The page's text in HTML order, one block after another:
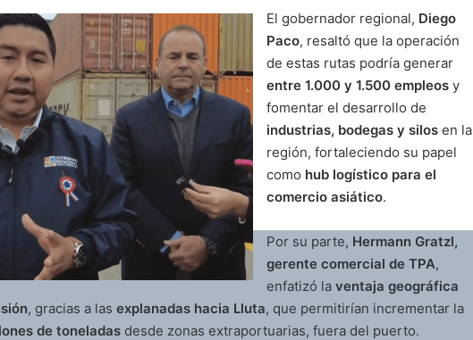
El gobernador regional, Diego
Paco, resaltó que la operación
de estas rutas podría generar
entre 1.000 y 1.500 empleos y
fomentar el desarrollo de
industrias, bodegas y silos en la
región, fortaleciendo su papel
como hub logístico para el
comercio asiático.
Por su parte, Hermann Gratzl,
gerente comercial de TPA,
enfatizó la ventaja geográfica
, gracias a las explanadas hacia Lluta, que permitirían incrementar la
de toneladas desde zonas extraportuarias, fuera del puerto.